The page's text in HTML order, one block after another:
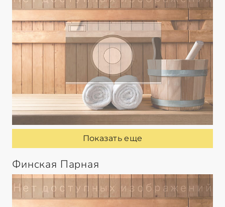
Показать еще
Финская Парная